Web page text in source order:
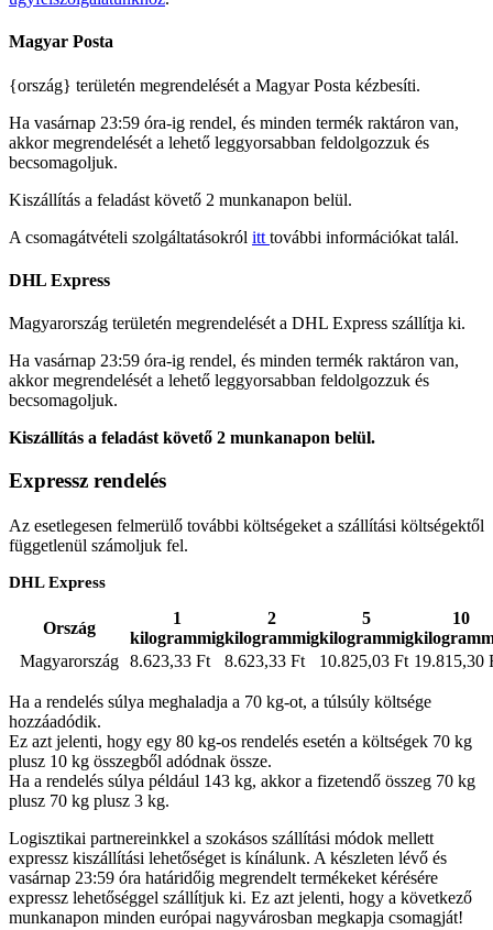
Magyar Posta
{ország} területén megrendelését a Magyar Posta kézbesíti.
Ha vasárnap 23:59 óra-ig rendel, és minden termék raktáron van,
akkor megrendelését a lehető leggyorsabban feldolgozzuk és
becsomagoljuk.
Kiszállítás a feladást követő 2 munkanapon belül.
A csomagátvételi szolgáltatásokról itt további információkat talál.
DHL Express
Magyarország területén megrendelését a DHL Express szállítja ki.
Ha vasárnap 23:59 óra-ig rendel, és minden termék raktáron van,
akkor megrendelését a lehető leggyorsabban feldolgozzuk és
becsomagoljuk.
Kiszállítás a feladást követő 2 munkanapon belül.
Expressz rendelés
Az esetlegesen felmerülő további költségeket a szállítási költségektől
függetlenül számoljuk fel.
DHL Express
Ország
1
kilogrammig
2
kilogrammig
5
kilogrammig
10
Magyarország 8.623,33 Ft 8.623,33 Ft 10.825,03 Ft 19.815,30
Ha a rendelés súlya meghaladja a 70 kg-ot, a túlsúly költsége
hozzáadódik.
Ez azt jelenti, hogy egy 80 kg-os rendelés esetén a költségek 70 kg
plusz 10 kg összegből adódnak össze.
Ha a rendelés súlya például 143 kg, akkor a fizetendő összeg 70 kg
plusz 70 kg plusz 3 kg.
Logisztikai partnereinkkel a szokásos szállítási módok mellett
expressz kiszállítási lehetőséget is kínálunk. A készleten lévő és
vasárnap 23:59 óra határidőig megrendelt termékeket kérésére
expressz lehetőséggel szállítjuk ki. Ez azt jelenti, hogy a következő
munkanapon minden európai nagyvárosban megkapja csomagját!